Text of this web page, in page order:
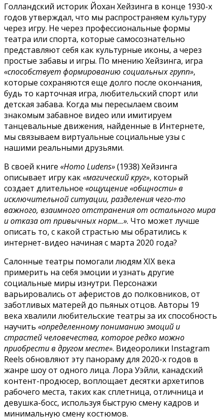
Голландский историк Йохан Хейзинга в конце 1930-х
годов утверждал, что мы распространяем культуру
через игру. Не через профессиональные формы
театра или спорта, которые самосознательно
представляют себя как культурные иконы, а через
простые забавы и игры. По мнению Хейзинга, игра
«способствует формированию социальных групп»,
которые сохраняются еще долго после окончания,
будь то карточная игра, любительский спорт или
детская забава. Когда мы пересылаем своим
знакомым забавное видео или имитируем
танцевальные движения, найденные в Интернете,
мы связываем виртуальные социальные узы с
нашими реальными друзьями.
В своей книге «Homo Ludens»(1938) Хейзинга
описывает игру как«магический круг», который
создает длительное «ощущение «общности»в
исключительной ситуации, разделения чего-то
важного, взаимного отстранения от остального мира
и отказа от привычных норм…». Что может лучше
описать то, с какой страстью мы обратились к
интернет-видео начиная с марта 2020 года?
Салонные театры помогали людям XIX века
примерить на себя эмоции и узнать другие
социальные миры изнутри. Персонажи
варьировались от аферистов до полковников, от
заботливых матерей до пьяных отцов. Авторы 19
века хвалили любительские театры за их способность
научить «определенному пониманию эмоций и
страстей человечества, которое редко можно
приобрести в другом месте». Видеоролики Instagram
Reels обновляют эту панораму для 2020-х годов в
жанре шоу от одного лица. Лора Уэйли, канадский
контент-продюсер, воплощает десятки архетипов
рабочего места, таких как сплетница, отличница и
девушка-босс, используя быструю смену кадров и
минимальную смену костюмов.